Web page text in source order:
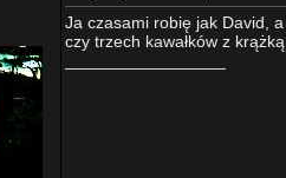
Ja czasami robię jak David,
czy trzech kawałków z krążką